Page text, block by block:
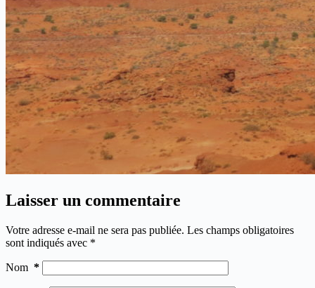
Laisser un commentaire
Votre adresse e-mail ne sera pas publiée. Les champs obligatoires
sont indiqués avec *
Nom *